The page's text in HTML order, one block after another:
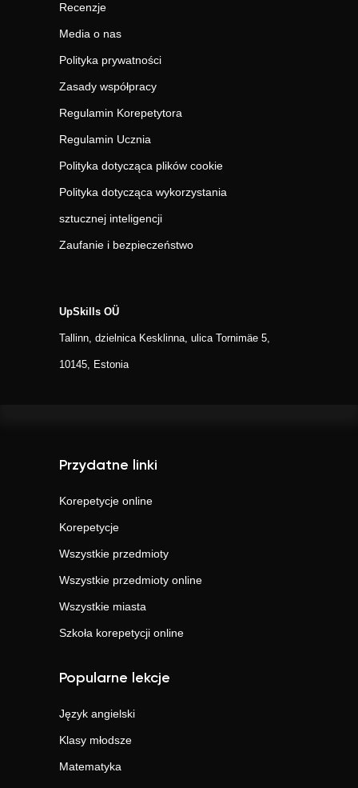
Recenzje
Media o nas
Polityka prywatności
Zasady współpracy
Regulamin Korepetytora
Regulamin Ucznia
Polityka dotycząca plików cookie
Polityka dotycząca wykorzystania
sztucznej inteligencji
Zaufanie i bezpieczeństwo
UpSkills OÜ
Tallinn, dzielnica Kesklinna, ulica Tornimäe 5,
10145, Estonia
Przydatne linki
Korepetycje online
Korepetycje
Wszystkie przedmioty
Wszystkie przedmioty online
Wszystkie miasta
Szkoła korepetycji online
Popularne lekcje
Język angielski
Klasy młodsze
Matematyka